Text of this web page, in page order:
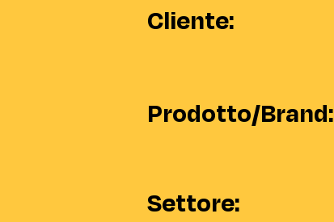
Cliente:
Prodotto/Brand:
Settore: